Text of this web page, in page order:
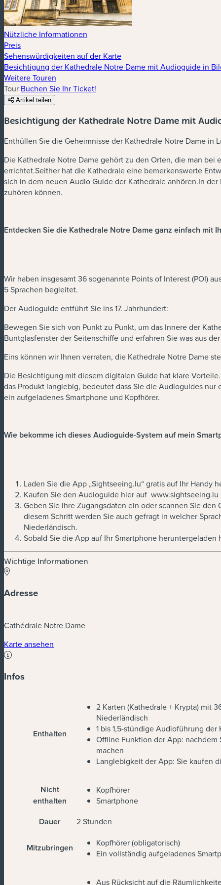
Nützliche Informationen
Preis
Sehenswürdigkeiten auf der Karte
Besichtigung der Kathedrale Notre Dame mit Audioguide in
Weitere Touren
Tour Buchen Sie Ihr Ticket!
Artikel teilen
Besichtigung der Kathedrale Notre Dame mit
Enthüllen Sie die Geheimnisse der Kathedrale Notre Dame in
Die Kathedrale Notre Dame gehört zu den Orten, die man bei
errichtet.Seither hat die Kathedrale eine bemerkenswerte
sich in dem neuen Audio Guide der Kathedrale anhören.In
zuhören können.
Entdecken Sie die Kathedrale Notre Dame ganz einfach mit
Wir haben insgesamt 36 sogenannte Points of Interest (POI)
5 Sprachen begleitet.
Der Audioguide entführt Sie ins 17. Jahrhundert:
Bewegen Sie sich von Punkt zu Punkt, um das Innere der
Buntglasfenster der Seitenschiffe und erfahren Sie was aus
Eins können wir Ihnen verraten, die Kathedrale Notre Dame
Die Besichtigung mit diesem digitalen Guide hat klare
das Produkt langlebig, bedeutet dass Sie die Audioguides
ein aufgeladenes Smartphone und Kopfhörer.
Wie bekomme ich dieses Audioguide-System auf mein
Laden Sie die App „Sightseeing.lu“ gratis auf Ihr Handy
Kaufen Sie den Audioguide hier auf www.sightseeing.lu
Geben Sie Ihre Zugangsdaten ein oder scannen Sie
diesem Schritt werden Sie auch gefragt in welcher
Niederländisch.
Sobald Sie die App auf Ihr Smartphone
Wichtige Informationen
Adresse
Cathédrale Notre Dame
Karte ansehen
Infos
Enthalten
2 Karten (Kathedrale + Krypta) mit
Niederländisch
1 bis 1,5-stündige Audioführung
Offline Funktion der App:
machen
Langlebigkeit der App: Sie kaufen
Nicht
enthalten
Kopfhörer
Smartphone
Dauer 2 Stunden
Mitzubringen
Kopfhörer (obligatorisch)
Ein vollständig aufgeladenes
Aus Rücksicht auf die